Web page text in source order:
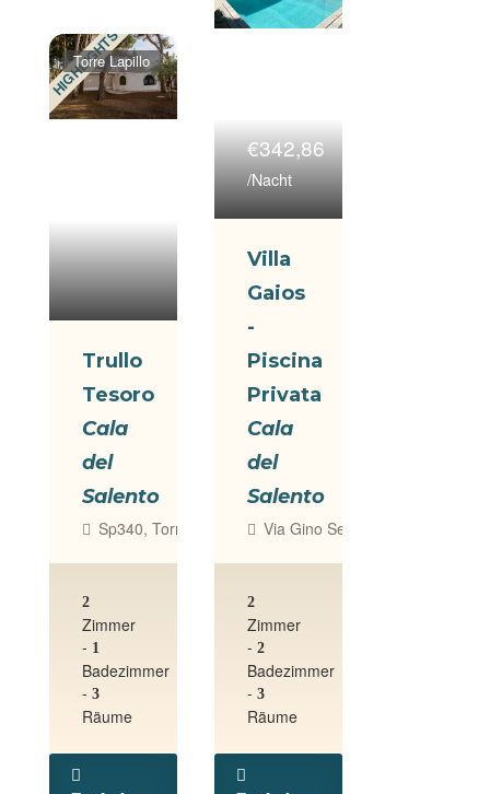
HIGHLIGHTS
Torre Lapillo
Trullo
Tesoro
Cala
del
Salento
Sp340, Torre Lapillo, Le, Italia
2
Zimmer
- 1
Badezimmer
- 3
Räume
€342,86
/Nacht
Villa
Gaios
-
Piscina
Privata
Cala
del
Salento
Via Gino Severini, 8, Nardò, Le,
2
Zimmer
- 2
Badezimmer
- 3
Räume